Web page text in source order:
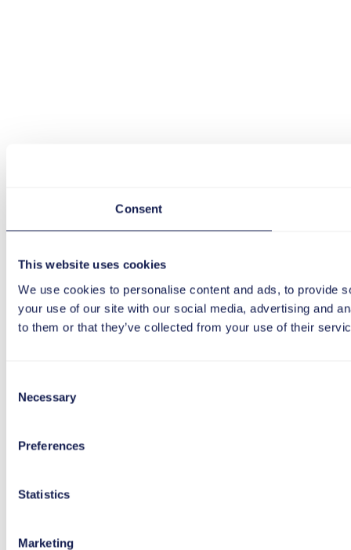
Consent
This website uses cookies
We use cookies to personalise content and ads, to provide
your use of our site with our social media, advertising and
to them or that they’ve collected from your use of their
Selection
Necessary
Preferences
Statistics
Marketing